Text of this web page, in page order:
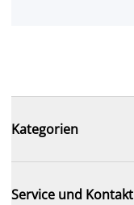
Kategorien
Service und Kontakt